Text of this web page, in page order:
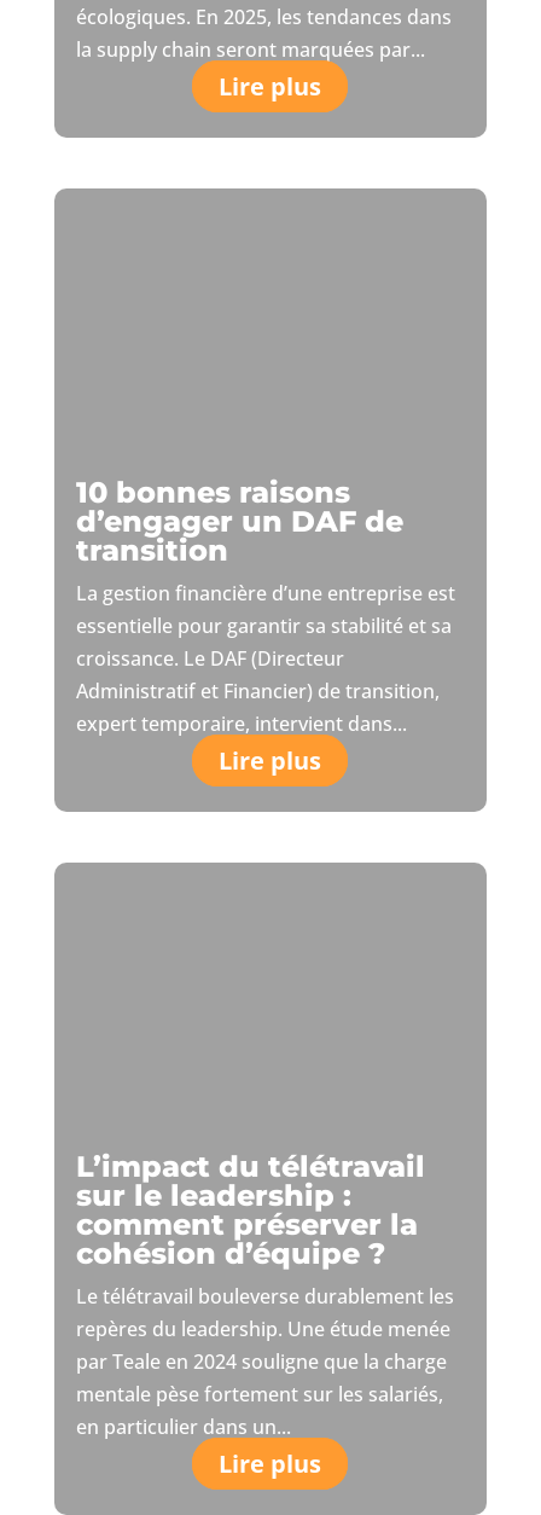
écologiques. En 2025, les tendances dans
la supply chain seront marquées par...
Lire plus
10 bonnes raisons
d’engager un DAF de
transition
La gestion financière d’une entreprise est
essentielle pour garantir sa stabilité et sa
croissance. Le DAF (Directeur
Administratif et Financier) de transition,
expert temporaire, intervient dans...
Lire plus
L’impact du télétravail
sur le leadership :
comment préserver la
cohésion d’équipe ?
Le télétravail bouleverse durablement les
repères du leadership. Une étude menée
par Teale en 2024 souligne que la charge
mentale pèse fortement sur les salariés,
en particulier dans un...
Lire plus